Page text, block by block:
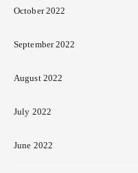
October 2022
September 2022
August 2022
July 2022
June 2022